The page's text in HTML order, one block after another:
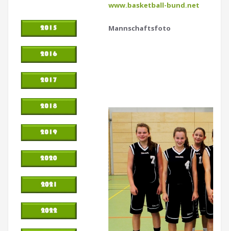
www.basketball-bund.net
Mannschaftsfoto